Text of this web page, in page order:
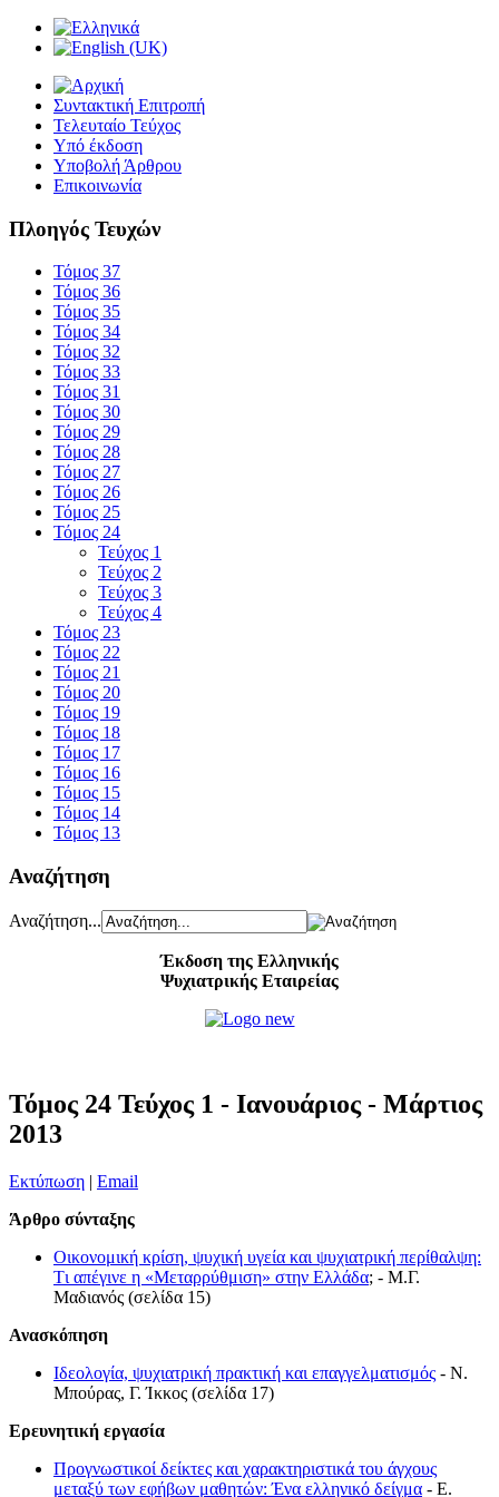
Συντακτική Επιτροπή
Τελευταίο Τεύχος
Υπό έκδοση
Υποβολή Άρθρου
Επικοινωνία
Πλοηγός Τευχών
Τόμος 37
Τόμος 36
Τόμος 35
Τόμος 34
Τόμος 32
Τόμος 33
Τόμος 31
Τόμος 30
Τόμος 29
Τόμος 28
Τόμος 27
Τόμος 26
Τόμος 25
Τόμος 24
Τεύχος 1
Τεύχος 2
Τεύχος 3
Τεύχος 4
Τόμος 23
Τόμος 22
Τόμος 21
Τόμος 20
Τόμος 19
Τόμος 18
Τόμος 17
Τόμος 16
Τόμος 15
Τόμος 14
Τόμος 13
Αναζήτηση
Αναζήτηση...
Έκδοση της Ελληνικής
Ψυχιατρικής Εταιρείας
Τόμος 24 Τεύχος 1 - Ιανουάριος - Μάρτιος
2013
Εκτύπωση | Email
Άρθρο σύνταξης
Οικονομική κρίση, ψυχική υγεία και ψυχιατρική περίθαλψη:
Tι απέγινε η «Μεταρρύθμιση» στην Ελλάδα; - Μ.Γ.
Μαδιανός (σελίδα 15)
Ανασκόπηση
Ιδεολογία, ψυχιατρική πρακτική και επαγγελματισμός - N.
Μπούρας, Γ. Ίκκος (σελίδα 17)
Eρευνητική εργασία
Προγνωστικοί δείκτες και χαρακτηριστικά του άγχους
μεταξύ των εφήβων μαθητών: Ένα ελληνικό δείγμα - E.